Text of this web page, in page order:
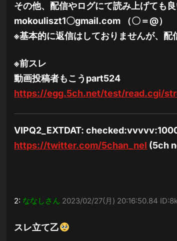
その他、配信やログにて読み上げても
mokouliszt1〇gmail.com （〇＝@）
※基本的に返信はしておりませんが、配
※前スレ
動画投稿者もこうpart524
https://egg.5ch.net/test/read.cgi/
VIPQ2_EXTDAT:
https://twitter.com/5chan_nel (5ch
2: ななしさん 2023/02/27(月) 20:16:50.84
スレ立て乙